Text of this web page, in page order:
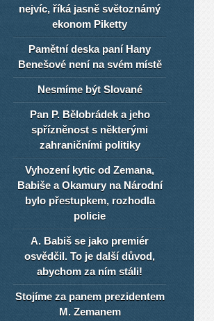
nejvíc, říká jasně světoznámý
ekonom Piketty
Pamětní deska paní Hany
Benešové není na svém místě
Nesmíme být Slované
Pan P. Bělobrádek a jeho
spřízněnost s některými
zahraničními politiky
Vyhození kytic od Zemana,
Babiše a Okamury na Národní
bylo přestupkem, rozhodla
policie
A. Babiš se jako premiér
osvědčil. To je další důvod,
abychom za ním stáli!
Stojíme za panem prezidentem
M. Zemanem